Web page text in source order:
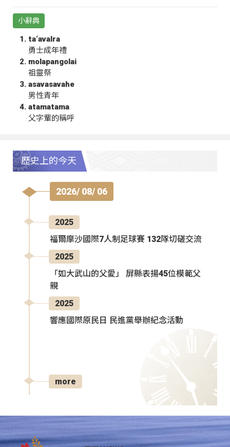
小辭典
ta‘avalra
勇士成年禮
molapangolai
祖靈祭
asavasavahe
男性青年
atamatama
父字輩的稱呼
歷史上的今天
2026/ 08/ 06
2025
福爾摩沙國際7人制足球賽 132隊切磋交流
2025
「如大武山的父愛」 屏縣表揚45位模範父
親
2025
響應國際原民日 民進黨舉辦紀念活動
more